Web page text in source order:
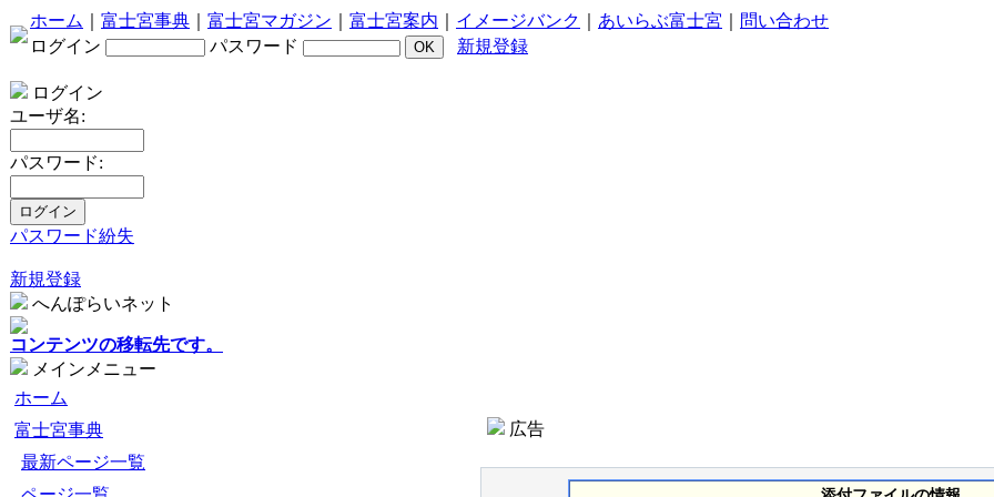
ホーム 富士宮事典 富士宮マガジン 富士宮案内 イメージバンク あいらぶ富士宮
問い合わせ
ログイン
パスワード 新規登録
ログイン
ユーザ名:
パスワード:
パスワード紛失
新規登録
へんぽらいネット
コンテンツの移転先です。
メインメニュー
ホーム
富士宮事典
最新ページ一覧
広告